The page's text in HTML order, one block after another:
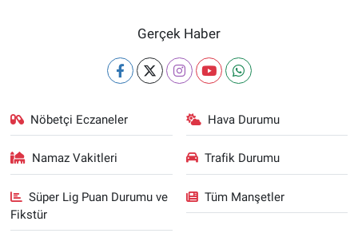
Gerçek Haber
Nöbetçi Eczaneler Hava Durumu
Namaz Vakitleri Trafik Durumu
Süper Lig Puan Durumu ve
Fikstür
Tüm Manşetler